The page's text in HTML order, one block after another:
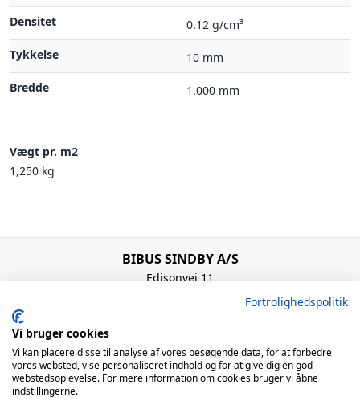
Densitet
0.12 g/cm³
Tykkelse
10 mm
Bredde
1.000 mm
Vægt pr. m2
1,250 kg
BIBUS SINDBY A/S
Edisonvej 11
Åbningstider
Fortrolighedspolitik
Vi bruger cookies
Vi kan placere disse til analyse af vores besøgende data, for at forbedre
vores websted, vise personaliseret indhold og for at give dig en god
webstedsoplevelse. For mere information om cookies bruger vi åbne
indstillingerne.